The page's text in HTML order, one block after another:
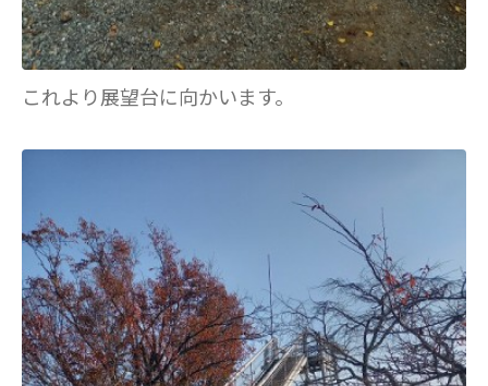
これより展望台に向かいます。